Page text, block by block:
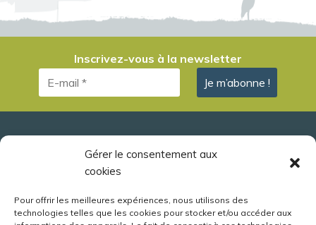
Gérer le consentement aux
cookies
Pour offrir les meilleures expériences, nous utilisons des
technologies telles que les cookies pour stocker et/ou accéder aux
Inscrivez-vous à la newsletter
Observatoire Loire
Association d'éducation à l'environnement
Levée de la Loire - Parc des Mées
41260 La Chaussée Saint-Victor (Blois)